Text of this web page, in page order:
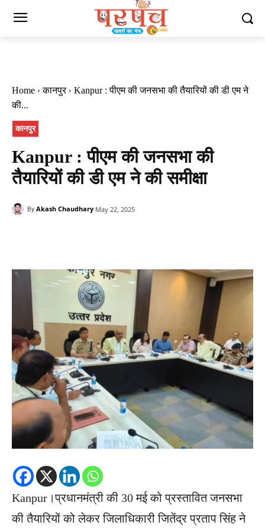
Home कानपुर
Kanpur : पीएम की जनसभा की तैयारियों की डी एम ने
की...
कानपुर
Kanpur : पीएम की जनसभा की
तैयारियों की डी एम ने की समीक्षा
By Akash Chaudhary May 22, 2025
Kanpur।प्रधानमंत्री की 30 मई को प्रस्तावित जनसभा
की तैयारियों को लेकर जिलाधिकारी जितेंद्र प्रताप सिंह ने